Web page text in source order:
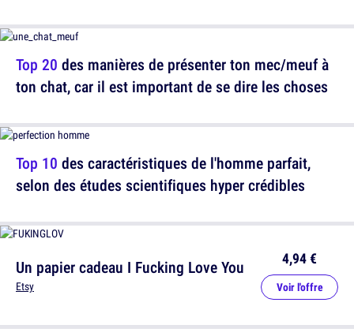
Top 20 des manières de présenter ton mec/meuf à
ton chat, car il est important de se dire les choses
Un papier cadeau I Fucking Love You
Etsy
4,94 €
Voir l'offre
Top 10 des caractéristiques de l'homme parfait,
selon des études scientifiques hyper crédibles